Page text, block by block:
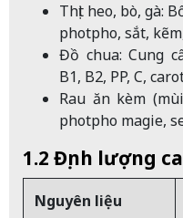
Thịt heo, bò, gà:
photpho, sắt,
Đồ chua: Cung
B1, B2, PP, C,
Rau ăn kèm
photpho magie,
1.2 Định lượng
Nguyên liệu